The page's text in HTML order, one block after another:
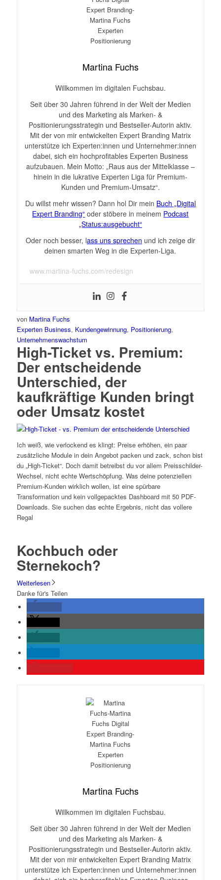
Martina Fuchs
Willkommen im digitalen Fuchsbau.
Seit über 30 Jahren führend in der Welt der Medien
und des Marketing als Marken- &
Positionierungsstrategin und Bestseller-Autorin aktiv.
Mit der von mir entwickelten Expert Branding Matrix
unterstütze ich Experten:innen und Unternehmer:innen
dabei, sich ein hochprofitables Experten Business
aufzubauen. Mein Motto: „Raus aus der Mittelklasse –
hinein in die lukrative Experten Liga für Premium-
Kunden und Premium-Umsatz“.
Du willst mehr wissen? Dann hol Dir mein Buch „Digital
Expert Branding“ oder stöbere in meinem Podcast
„Status:ausgebucht“
Oder noch besser, lass uns sprechen und ich zeige dir
deinen smarten Weg in die Experten-Liga.
www.martina-fuchs.com/redesign
von Martina Fuchs
Experten Business, Kundengewinnung, Positionierung,
Unternehmenswachstum
High-Ticket vs. Premium:
Der entscheidende
Unterschied, der
kaufkräftige Kunden bringt
oder Umsatz kostet
Ich weiß, wie verlockend es klingt: Preise erhöhen, ein paar
zusätzliche Module in dein Angebot packen und zack, schon bist
du „High-Ticket“. Doch damit betreibst du vor allem Preisschilder-
Wechsel, nicht echte Wertschöpfung. Was deine potenziellen
Premium-Kunden wirklich wollen, ist eine spürbare
Transformation und kein vollgepacktes Dashboard mit 50 PDF-
Downloads. Sie suchen das echte Ergebnis, nicht das vollere
Regal
Kochbuch oder
Sternekoch?
Weiterlesen
Danke für's Teilen
Martina Fuchs
Willkommen im digitalen Fuchsbau.
Seit über 30 Jahren führend in der Welt der Medien
und des Marketing als Marken- &
Positionierungsstrategin und Bestseller-Autorin aktiv.
Mit der von mir entwickelten Expert Branding Matrix
unterstütze ich Experten:innen und Unternehmer:innen